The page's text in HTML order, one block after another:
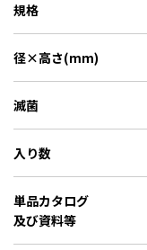
規格
径×高さ(mm)
滅菌
入り数
単品カタログ
及び資料等